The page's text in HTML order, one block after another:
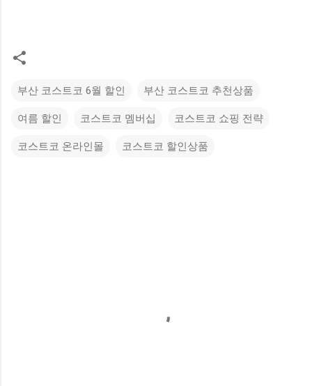
부산 코스트코 6월 할인 부산 코스트코 추천상품
여름 할인 코스트코 멤버십 코스트코 쇼핑 전략
코스트코 온라인몰 코스트코 할인상품